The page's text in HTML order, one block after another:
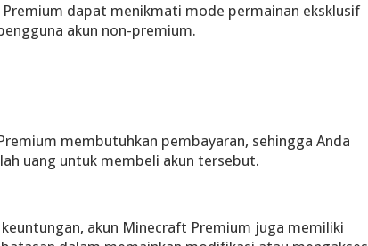
dapat menikmati mode permainan eksklusif
akun non-premium.
membutuhkan pembayaran, sehingga Anda
uang untuk membeli akun tersebut.
akun Minecraft Premium juga memiliki